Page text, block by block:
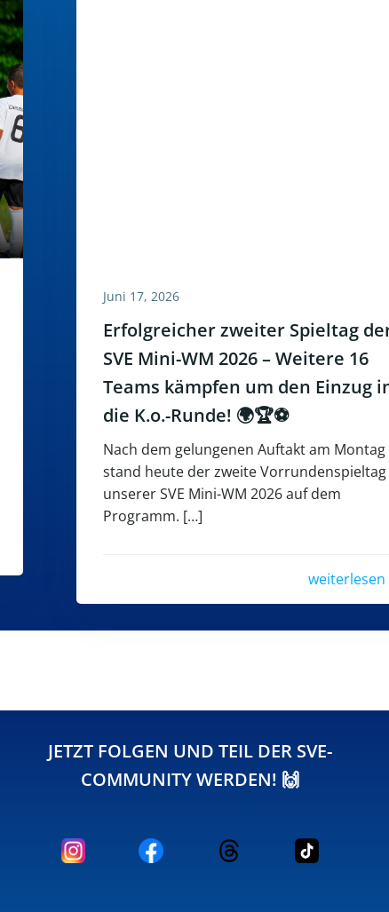
Juni 17, 2026
Erfolgreicher zweiter Spieltag
SVE Mini-WM 2026 – Weitere 16
Teams kämpfen um den Einzug
die K.o.-Runde! 🌍🏆⚽
Nach dem gelungenen Auftakt am Montag
stand heute der zweite Vorrundenspieltag
unserer SVE Mini-WM 2026 auf dem
Programm. […]
weiterlesen
JETZT FOLGEN UND TEIL DER SVE-
COMMUNITY WERDEN! 🙌